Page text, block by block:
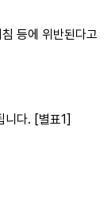
등에 위반된다고
니다. [별표1]